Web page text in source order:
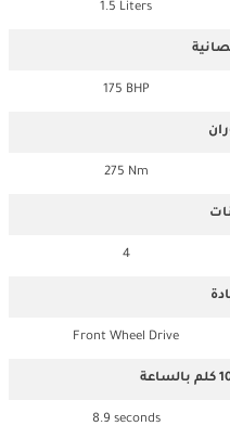
1.5 Liters
175 BHP
275 Nm
4
Front Wheel Drive
8.9 seconds